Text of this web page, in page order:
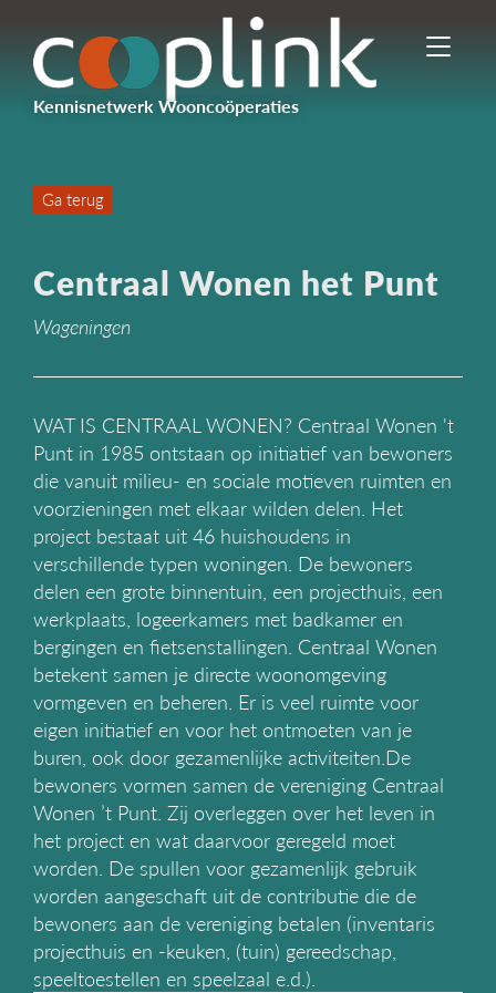
Kennisnetwerk Wooncoöperaties
I
e
n
v
i
e
Ga terug
Centraal Wonen het Punt
Wageningen
WAT IS CENTRAAL WONEN? Centraal Wonen 't
Punt in 1985 ontstaan op initiatief van bewoners
die vanuit milieu- en sociale motieven ruimten en
voorzieningen met elkaar wilden delen. Het
project bestaat uit 46 huishoudens in
verschillende typen woningen. De bewoners
delen een grote binnentuin, een projecthuis, een
werkplaats, logeerkamers met badkamer en
bergingen en fietsenstallingen. Centraal Wonen
betekent samen je directe woonomgeving
vormgeven en beheren. Er is veel ruimte voor
eigen initiatief en voor het ontmoeten van je
buren, ook door gezamenlijke activiteiten. ​ De
bewoners vormen samen de vereniging Centraal
Wonen ’t Punt. Zij overleggen over het leven in
het project en wat daarvoor geregeld moet
worden. De spullen voor gezamenlijk gebruik
worden aangeschaft uit de contributie die de
bewoners aan de vereniging betalen (inventaris
projecthuis en -keuken, (tuin) gereedschap,
speeltoestellen en speelzaal e.d.).